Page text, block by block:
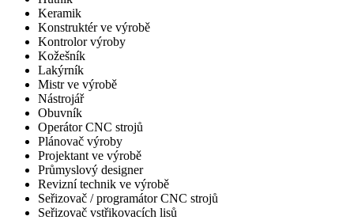
Keramik
Konstruktér ve výrobě
Kontrolor výroby
Kožešník
Lakýrník
Mistr ve výrobě
Nástrojář
Obuvník
Operátor CNC strojů
Plánovač výroby
Projektant ve výrobě
Průmyslový designer
Revizní technik ve výrobě
Seřizovač / programátor CNC strojů
Seřizovač vstřikovacích lisů